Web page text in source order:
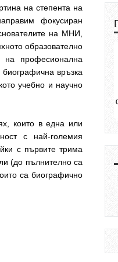
на степента на
фокусиран
на МНИ,
образователно
професионална
връзка
учебно и научно
които в една или
с най-големия
с първите трима
(до пълнително са
са биографично